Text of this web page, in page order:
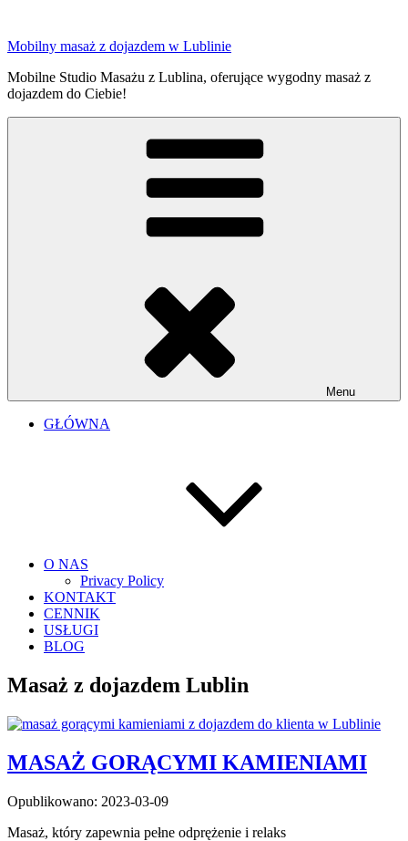
treści
Mobilny masaż z dojazdem w Lublinie
Mobilne Studio Masażu z Lublina, oferujące wygodny masaż z
dojazdem do Ciebie!
Menu
GŁÓWNA
O NAS
Privacy Policy
KONTAKT
CENNIK
USŁUGI
BLOG
Masaż z dojazdem Lublin
MASAŻ GORĄCYMI KAMIENIAMI
Opublikowano: 2023-03-09
Masaż, który zapewnia pełne odprężenie i relaks